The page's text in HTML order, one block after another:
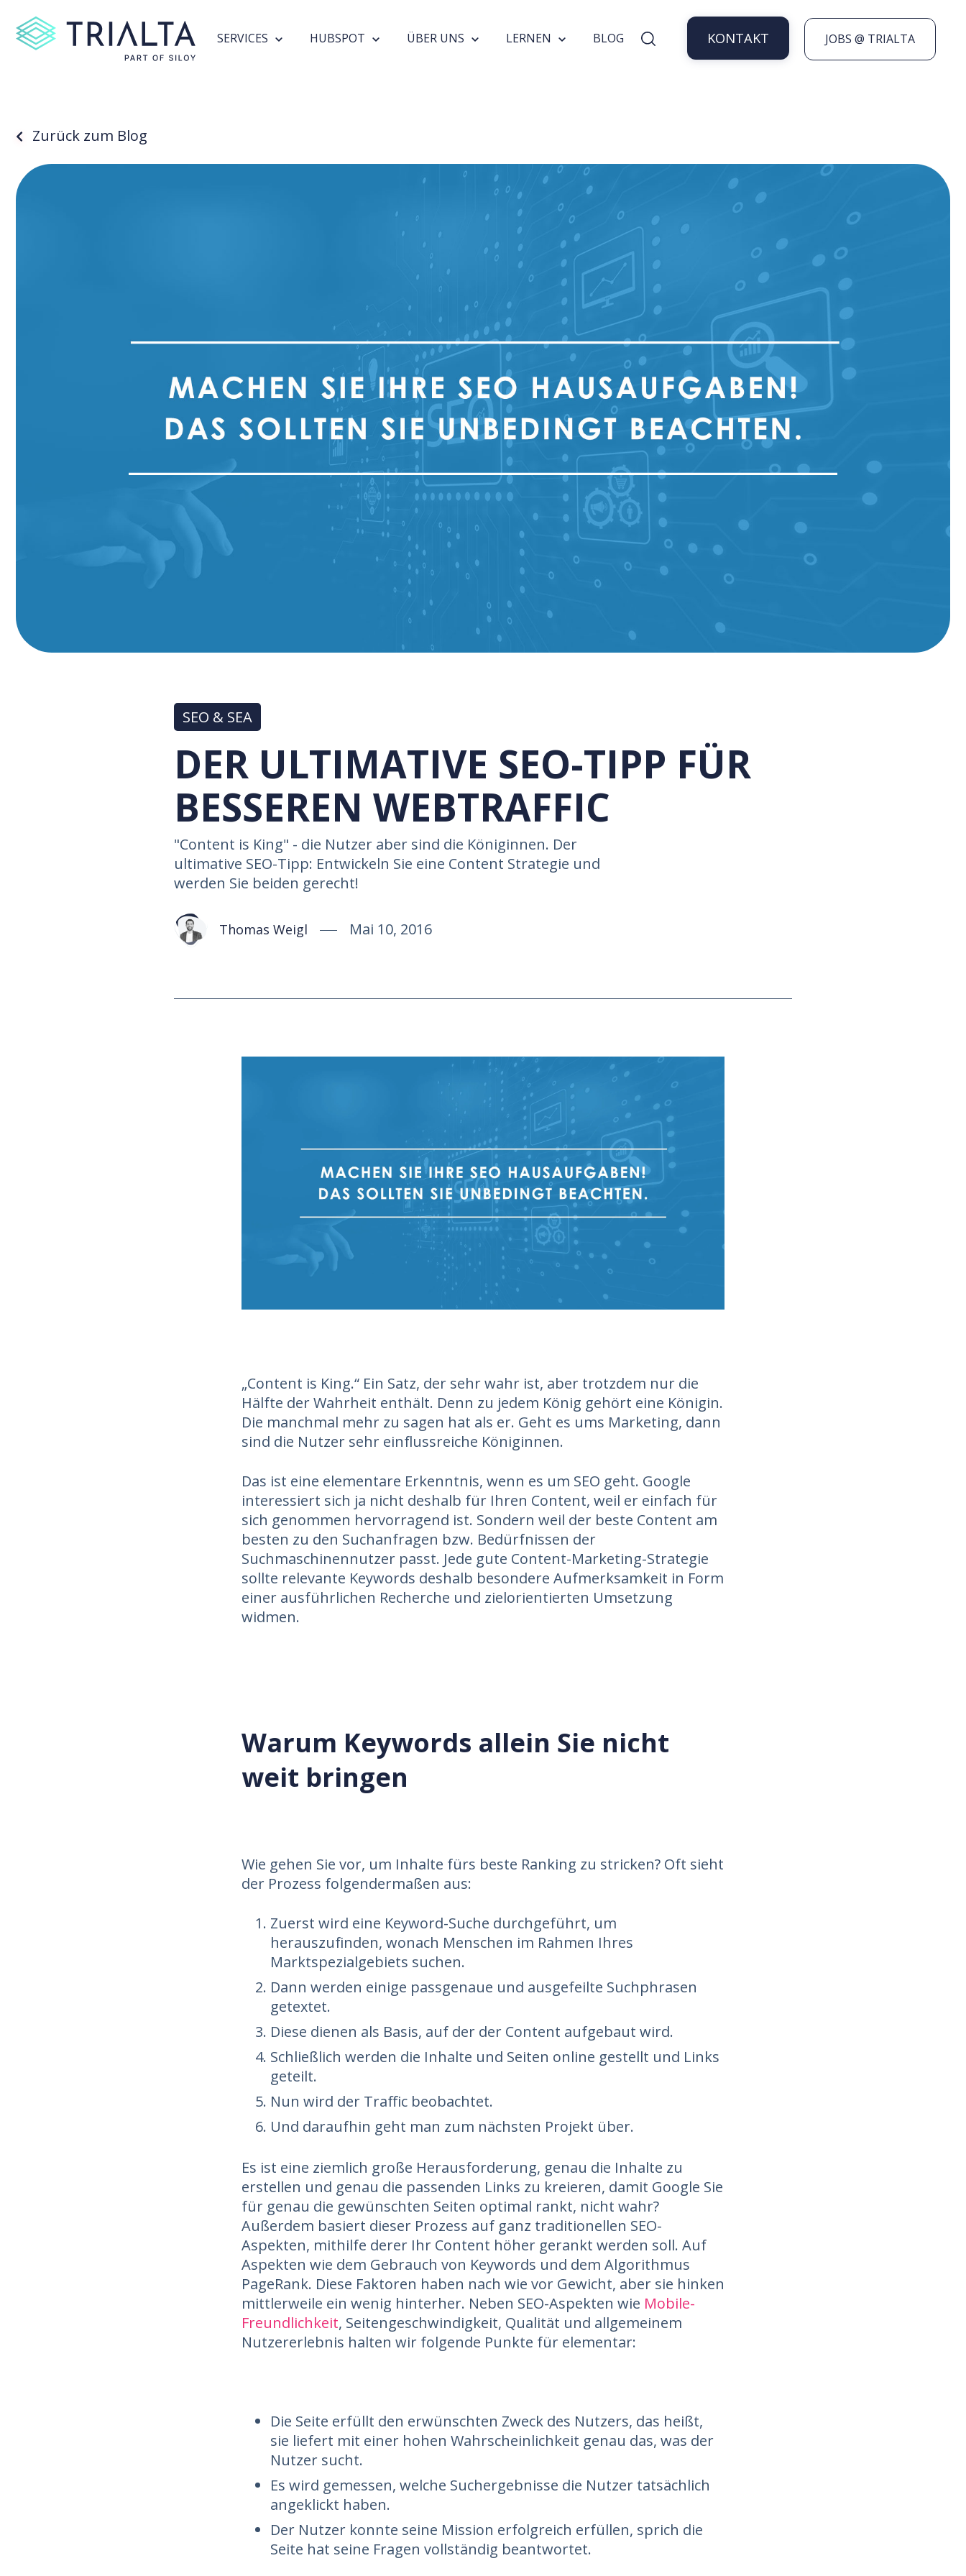
SERVICES HUBSPOT ÜBER UNS LERNEN BLOG KONTAKT JOBS @ TRIALTA
Zurück zum Blog
SEO & SEA
DER ULTIMATIVE SEO-TIPP FÜR
BESSEREN WEBTRAFFIC
"Content is King" - die Nutzer aber sind die Königinnen. Der
ultimative SEO-Tipp: Entwickeln Sie eine Content Strategie und
werden Sie beiden gerecht!
Thomas Weigl Mai 10, 2016
„Content is King.“ Ein Satz, der sehr wahr ist, aber trotzdem nur die
Hälfte der Wahrheit enthält. Denn zu jedem König gehört eine Königin.
Die manchmal mehr zu sagen hat als er. Geht es ums Marketing, dann
sind die Nutzer sehr einflussreiche Königinnen.
Das ist eine elementare Erkenntnis, wenn es um SEO geht. Google
interessiert sich ja nicht deshalb für Ihren Content, weil er einfach für
sich genommen hervorragend ist. Sondern weil der beste Content am
besten zu den Suchanfragen bzw. Bedürfnissen der
Suchmaschinennutzer passt. Jede gute Content-Marketing-Strategie
sollte relevante Keywords deshalb besondere Aufmerksamkeit in Form
einer ausführlichen Recherche und zielorientierten Umsetzung
widmen.
Warum Keywords allein Sie nicht
weit bringen
Wie gehen Sie vor, um Inhalte fürs beste Ranking zu stricken? Oft sieht
der Prozess folgendermaßen aus:
Zuerst wird eine Keyword-Suche durchgeführt, um
herauszufinden, wonach Menschen im Rahmen Ihres
Marktspezialgebiets suchen.
Dann werden einige passgenaue und ausgefeilte Suchphrasen
getextet.
Diese dienen als Basis, auf der der Content aufgebaut wird.
Schließlich werden die Inhalte und Seiten online gestellt und Links
geteilt.
Nun wird der Traffic beobachtet.
Und daraufhin geht man zum nächsten Projekt über.
Es ist eine ziemlich große Herausforderung, genau die Inhalte zu
erstellen und genau die passenden Links zu kreieren, damit Google Sie
für genau die gewünschten Seiten optimal rankt, nicht wahr?
Außerdem basiert dieser Prozess auf ganz traditionellen SEO-
Aspekten, mithilfe derer Ihr Content höher gerankt werden soll. Auf
Aspekten wie dem Gebrauch von Keywords und dem Algorithmus
PageRank. Diese Faktoren haben nach wie vor Gewicht, aber sie hinken
mittlerweile ein wenig hinterher. Neben SEO-Aspekten wie Mobile-
Freundlichkeit, Seitengeschwindigkeit, Qualität und allgemeinem
Nutzererlebnis halten wir folgende Punkte für elementar:
Die Seite erfüllt den erwünschten Zweck des Nutzers, das heißt,
sie liefert mit einer hohen Wahrscheinlichkeit genau das, was der
Nutzer sucht.
Es wird gemessen, welche Suchergebnisse die Nutzer tatsächlich
angeklickt haben.
Der Nutzer konnte seine Mission erfolgreich erfüllen, sprich die
Seite hat seine Fragen vollständig beantwortet.